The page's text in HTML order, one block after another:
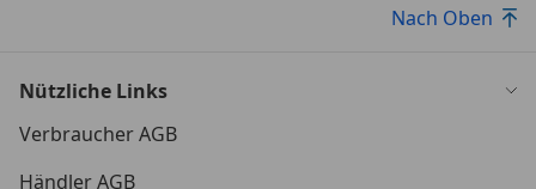
Nach Oben
Nützliche Links
Verbraucher AGB
Händler AGB